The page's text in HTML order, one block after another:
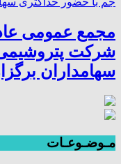
مجمع عمومی
شرکت
سهامداران
مـوضـوعـات